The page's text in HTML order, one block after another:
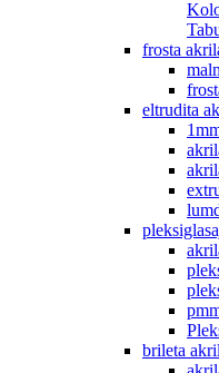
frosta
eltrudita
brileta